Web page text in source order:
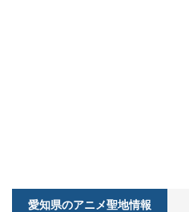
愛知県のアニメ聖地情報